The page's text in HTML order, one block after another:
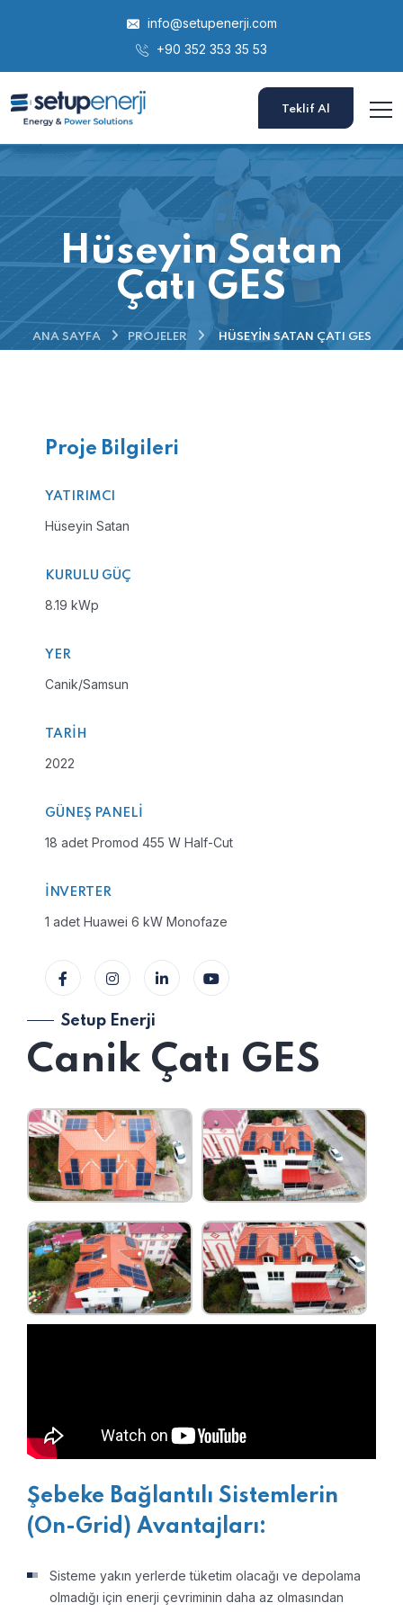
info@setupenerji.com
+90 352 353 35 53
Teklif Al
Hüseyin Satan
Çatı GES
ANA SAYFA PROJELER HÜSEYIN SATAN ÇATI GES
Proje Bilgileri
YATIRIMCI
Hüseyin Satan
KURULU GÜÇ
8.19 kWp
YER
Canik/Samsun
TARIH
2022
GÜNEŞ PANELI
18 adet Promod 455 W Half-Cut
İNVERTER
1 adet Huawei 6 kW Monofaze
Setup Enerji
Canik Çatı GES
Şebeke Bağlantılı Sistemlerin
(On-Grid) Avantajları:
Sisteme yakın yerlerde tüketim olacağı ve depolama
olmadığı için enerji çevriminin daha az olmasından